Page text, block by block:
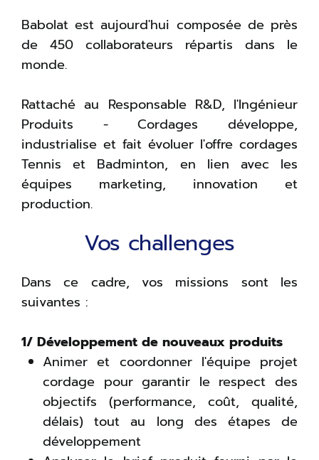
Babolat est aujourd'hui composée de près
de 450 collaborateurs répartis dans le
monde.
Rattaché au Responsable R&D, l'Ingénieur
Produits - Cordages développe,
industrialise et fait évoluer l'offre cordages
Tennis et Badminton, en lien avec les
équipes marketing, innovation et
production.
Vos challenges
Dans ce cadre, vos missions sont les
suivantes :
1/ Développement de nouveaux produits
Animer et coordonner l'équipe projet
cordage pour garantir le respect des
objectifs (performance, coût, qualité,
délais) tout au long des étapes de
développement